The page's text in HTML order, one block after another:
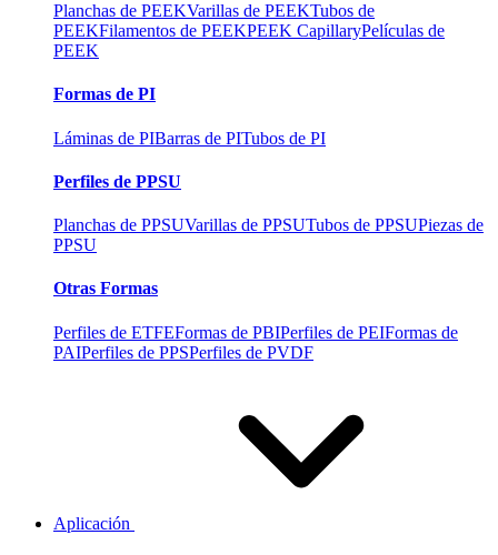
Planchas de PEEKVarillas de PEEKTubos de
PEEKFilamentos de PEEKPEEK CapillaryPelículas de
PEEK
Formas de PI
Láminas de PIBarras de PITubos de PI
Perfiles de PPSU
Planchas de PPSUVarillas de PPSUTubos de PPSUPiezas de
PPSU
Otras Formas
Perfiles de ETFEFormas de PBIPerfiles de PEIFormas de
PAIPerfiles de PPSPerfiles de PVDF
Aplicación